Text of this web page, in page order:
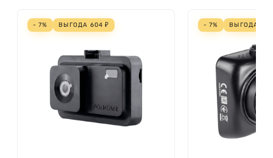
- 7% ВЫГОДА 604 ₽ - 7% ВЫГОДА